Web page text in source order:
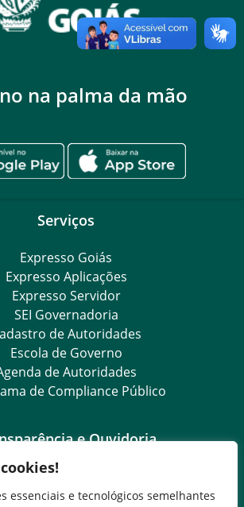
essenciais e tecnológicos semelhantes
na palma da mão
Serviços
Expresso Goiás
Expresso Aplicações
Expresso Servidor
SEI Governadoria
de Autoridades
Escola de Governo
de Autoridades
de Compliance Público
e Ouvidoria
LGPD
Goiás Transparência